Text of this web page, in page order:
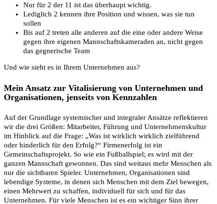
Nur für 2 der 11 ist das überhaupt wichtig.
Lediglich 2 kennen ihre Position und wissen, was sie tun
sollen
Bis auf 2 treten alle anderen auf die eine oder andere Weise
gegen ihre eigenen Mannschaftskameraden an, nicht gegen
das gegnerische Team
Und wie sieht es in Ihrem Unternehmen aus?
Mein Ansatz zur Vitalisierung von Unternehmen und
Organisationen, jenseits von Kennzahlen
Auf der Grundlage systemischer und integraler Ansätze reflektieren
wir die drei Größen: Mitarbeiter, Führung und Unternehmenskultur
im Hinblick auf die Frage: „Was ist wirklich wirklich zielführend
oder hinderlich für den Erfolg?“ Firmenerfolg ist ein
Gemeinschaftsprojekt. So wie ein Fußballspiel; es wird mit der
ganzen Mannschaft gewonnen. Das sind weitaus mehr Menschen als
nur die sichtbaren Spieler. Unternehmen, Organisationen sind
lebendige Systeme, in denen sich Menschen mit dem Ziel bewegen,
einen Mehrwert zu schaffen, individuell für sich und für das
Unternehmen. Für viele Menschen ist es ein wichtiger Sinn ihrer